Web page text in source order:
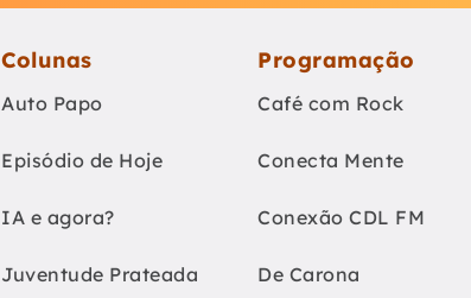
Colunas
Auto Papo
Episódio de Hoje
IA e agora?
Juventude Prateada
Programação
Café com Rock
Conecta Mente
Conexão CDL FM
De Carona